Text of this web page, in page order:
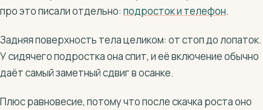
про это писали отдельно: подросток и телефон.
Задняя поверхность тела целиком: от стоп до лопаток.
У сидячего подростка она спит, и её включение обычно
даёт самый заметный сдвиг в осанке.
Плюс равновесие, потому что после скачка роста оно